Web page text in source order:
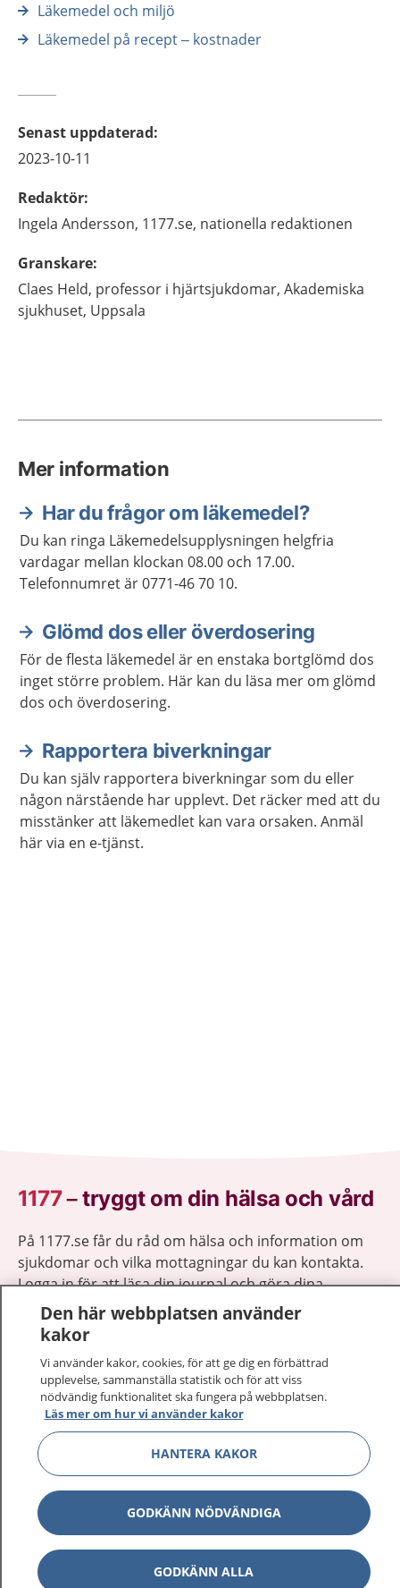
Läkemedel och miljö
Läkemedel på recept – kostnader
Senast uppdaterad:
2023-10-11
Redaktör:
Ingela Andersson, 1177.se, nationella redaktionen
Granskare:
Claes Held, professor i hjärtsjukdomar, Akademiska
sjukhuset, Uppsala
Mer information
Har du frågor om läkemedel?
Du kan ringa Läkemedelsupplysningen helgfria
vardagar mellan klockan 08.00 och 17.00.
Telefonnumret är 0771-46 70 10.
Glömd dos eller överdosering
För de flesta läkemedel är en enstaka bortglömd dos
inget större problem. Här kan du läsa mer om glömd
dos och överdosering.
Rapportera biverkningar
Du kan själv rapportera biverkningar som du eller
någon närstående har upplevt. Det räcker med att du
misstänker att läkemedlet kan vara orsaken. Anmäl
här via en e-tjänst.
1177–tryggt om din hälsa och vård
På 1177.se får du råd om hälsa och information om
sjukdomar och vilka mottagningar du kan kontakta.
Logga in för att läsa din journal och göra dina
vårdärenden. Ring telefonnummer 1177 för
sjukvårdsrådgivning dygnet runt.
1177 på flera språk Visa
Om 1177 Visa
Kontakt Visa
Den här webbplatsen använder
kakor
Vi använder kakor, cookies, för att ge dig en förbättrad
upplevelse, sammanställa statistik och för att viss
nödvändig funktionalitet ska fungera på webbplatsen.
Läs mer om hur vi använder kakor
HANTERA KAKOR
GODKÄNN NÖDVÄNDIGA
GODKÄNN ALLA